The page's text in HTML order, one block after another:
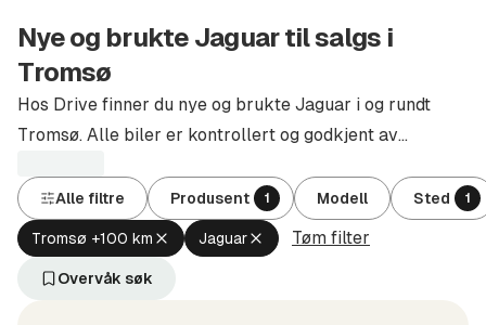
Nye og brukte Jaguar til salgs i
Tromsø
Hos Drive finner du nye og brukte Jaguar i og rundt
Tromsø. Alle biler er kontrollert og godkjent av
Alle filtre Produsent 1 Modell Sted 1
Tromsø +100 km Fjern
aktivt
Jaguar Fjern
aktivt
Tøm filter
Overvåk søk